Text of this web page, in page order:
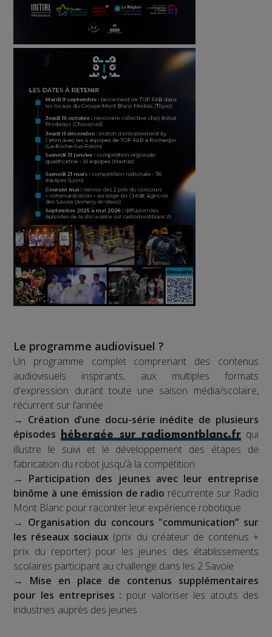
Le programme audiovisuel ?
Un programme complet comprenant des contenus
audiovisuels inspirants, aux multiples formats
d'expression durant toute une saison média/scolaire,
récurrent sur l’année :
→ Création d’une docu-série inédite de plusieurs
épisodes
hébergée sur radiomontblanc.frqui
illustre le suivi et le développement des étapes de
fabrication du robot jusqu’à la compétition
→ Participation des jeunes avec leur entreprise
binôme à une émission de radio récurrente sur Radio
Mont Blanc pour raconter leur expérience robotique
→ Organisation du concours "communication” sur
les réseaux sociaux (prix du créateur de contenus +
prix du reporter) pour les jeunes des établissements
scolaires participant au challenge dans les 2 Savoie
→ Mise en place de contenus supplémentaires
pour les entreprises : pour valoriser les atouts des
industries auprès des jeunes